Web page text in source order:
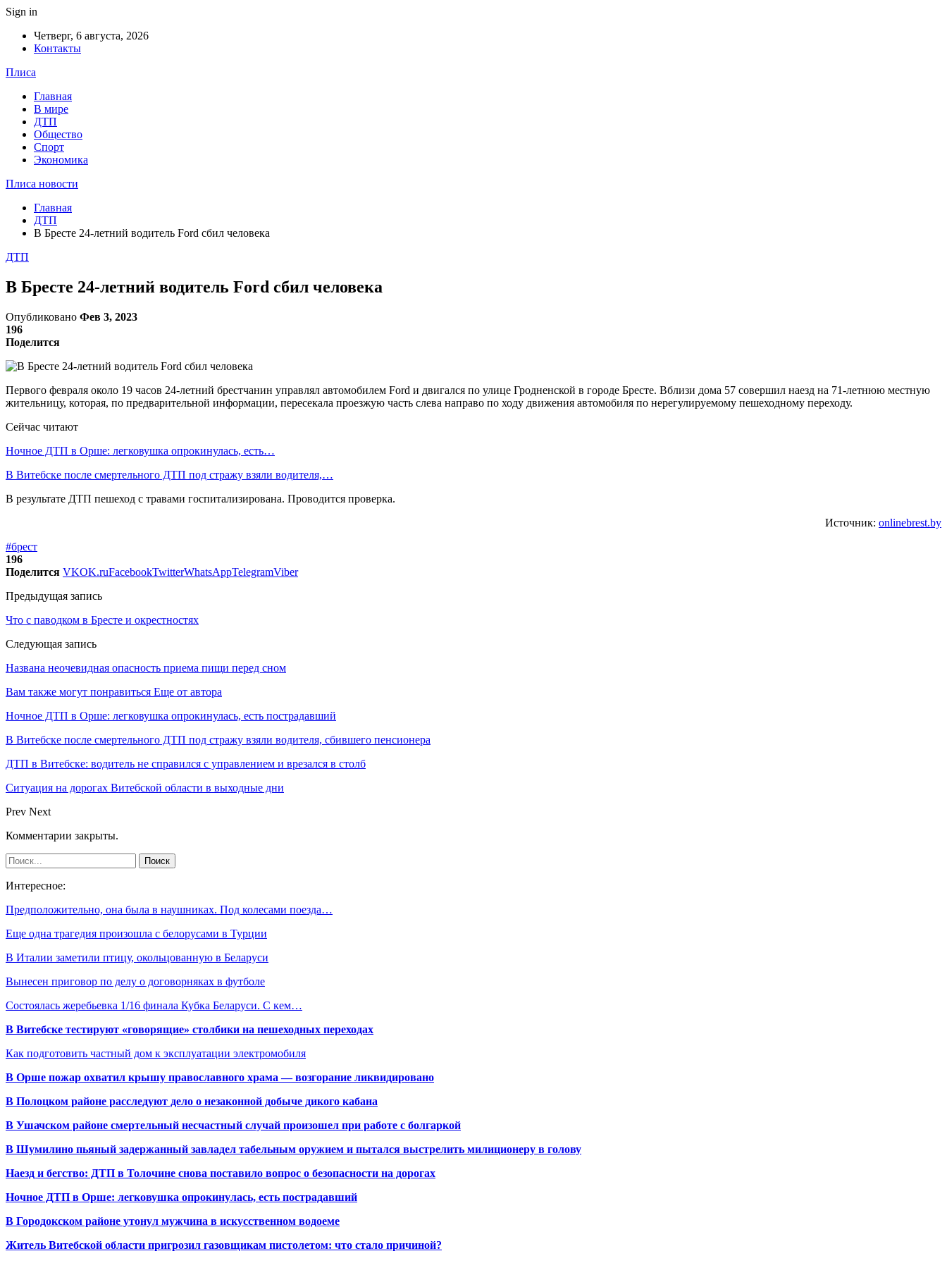
Sign in
Четверг, 6 августа, 2026
Контакты
Плиса
Главная
В мире
ДТП
Общество
Спорт
Экономика
Плиса новости
Главная
ДТП
В Бресте 24-летний водитель Ford сбил человека
ДТП
В Бресте 24-летний водитель Ford сбил человека
Опубликовано Фев 3, 2023
196
Поделится
Первого февраля около 19 часов 24-летний брестчанин управлял автомобилем Ford и двигался по улице Гродненской в городе Бресте. Вблизи дома 57 совершил наезд на 71-летнюю местную
жительницу, которая, по предварительной информации, пересекала проезжую часть слева направо по ходу движения автомобиля по нерегулируемому пешеходному переходу.
Сейчас читают
Ночное ДТП в Орше: легковушка опрокинулась, есть…
В Витебске после смертельного ДТП под стражу взяли водителя,…
В результате ДТП пешеход с травами госпитализирована. Проводится проверка.
Источник: onlinebrest.by
#брест
196
Поделится VKOK.ruFacebookTwitterWhatsAppTelegramViber
Предыдущая запись
Что с паводком в Бресте и окрестностях
Следующая запись
Названа неочевидная опасность приема пищи перед сном
Вам также могут понравиться Еще от автора
Ночное ДТП в Орше: легковушка опрокинулась, есть пострадавший
В Витебске после смертельного ДТП под стражу взяли водителя, сбившего пенсионера
ДТП в Витебске: водитель не справился с управлением и врезался в столб
Ситуация на дорогах Витебской области в выходные дни
Prev Next
Комментарии закрыты.
Интересное:
Предположительно, она была в наушниках. Под колесами поезда…
Еще одна трагедия произошла с белорусами в Турции
В Италии заметили птицу, окольцованную в Беларуси
Вынесен приговор по делу о договорняках в футболе
Состоялась жеребьевка 1/16 финала Кубка Беларуси. С кем…
В Витебске тестируют «говорящие» столбики на пешеходных переходах
Как подготовить частный дом к эксплуатации электромобиля
В Орше пожар охватил крышу православного храма — возгорание ликвидировано
В Полоцком районе расследуют дело о незаконной добыче дикого кабана
В Ушачском районе смертельный несчастный случай произошел при работе с болгаркой
В Шумилино пьяный задержанный завладел табельным оружием и пытался выстрелить милиционеру в голову
Наезд и бегство: ДТП в Толочине снова поставило вопрос о безопасности на дорогах
Ночное ДТП в Орше: легковушка опрокинулась, есть пострадавший
В Городокском районе утонул мужчина в искусственном водоеме
Житель Витебской области пригрозил газовщикам пистолетом: что стало причиной?